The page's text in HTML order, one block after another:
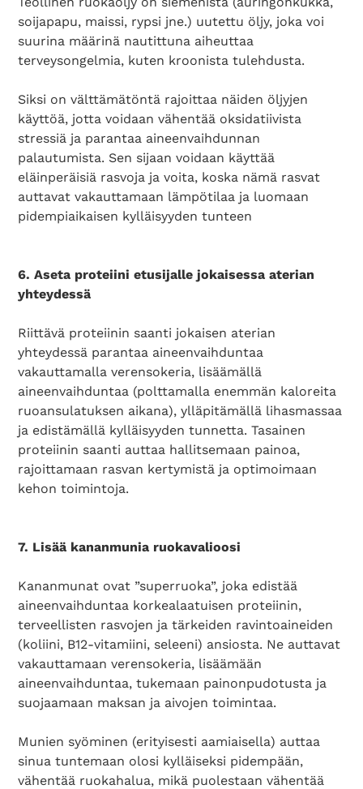
soijapapu, maissi, rypsi jne.) uutettu öljy, joka voi
suurina määrinä nautittuna aiheuttaa
terveysongelmia, kuten kroonista tulehdusta.
Siksi on välttämätöntä rajoittaa näiden öljyjen
käyttöä, jotta voidaan vähentää oksidatiivista
stressiä ja parantaa aineenvaihdunnan
palautumista. Sen sijaan voidaan käyttää
eläinperäisiä rasvoja ja voita, koska nämä rasvat
auttavat vakauttamaan lämpötilaa ja luomaan
pidempiaikaisen kylläisyyden tunteen
6. Aseta proteiini etusijalle jokaisessa aterian
yhteydessä
Riittävä proteiinin saanti jokaisen aterian
yhteydessä parantaa aineenvaihduntaa
vakauttamalla verensokeria, lisäämällä
aineenvaihduntaa (polttamalla enemmän kaloreita
ruoansulatuksen aikana), ylläpitämällä lihasmassaa
ja edistämällä kylläisyyden tunnetta. Tasainen
proteiinin saanti auttaa hallitsemaan painoa,
rajoittamaan rasvan kertymistä ja optimoimaan
kehon toimintoja.
7. Lisää kananmunia ruokavalioosi
Kananmunat ovat ”superruoka”, joka edistää
aineenvaihduntaa korkealaatuisen proteiinin,
terveellisten rasvojen ja tärkeiden ravintoaineiden
(koliini, B12-vitamiini, seleeni) ansiosta. Ne auttavat
vakauttamaan verensokeria, lisäämään
aineenvaihduntaa, tukemaan painonpudotusta ja
suojaamaan maksan ja aivojen toimintaa.
Munien syöminen (erityisesti aamiaisella) auttaa
sinua tuntemaan olosi kylläiseksi pidempään,
vähentää ruokahalua, mikä puolestaan vähentää